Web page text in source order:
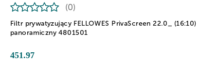
Filtr prywatyzujący FELLOWES PrivaScreen 22.0_ (16:10)
panoramiczny 4801501
(0)
451.97